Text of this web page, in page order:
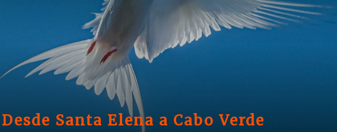
Desde Santa Elena a Cabo Verde